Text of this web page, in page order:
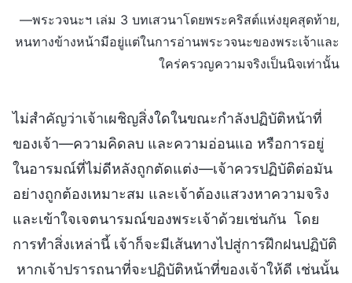
—พระวจนะฯ เล่ม 3 บทเสวนาโดยพระคริสต์แห่งยุคสุดท้าย,
หนทางข้างหน้ามีอยู่แต่ในการอ่านพระวจนะของพระเจ้าและ
ใคร่ครวญความจริงเป็นนิจเท่านั้น
ไม่สำคัญว่าเจ้าเผชิญสิ่งใดในขณะกำลังปฏิบัติหน้าที่
ของเจ้า—ความคิดลบ และความอ่อนแอ หรือการอยู่
ในอารมณ์ที่ไม่ดีหลังถูกตัดแต่ง—เจ้าควรปฏิบัติต่อมัน
อย่างถูกต้องเหมาะสม และเจ้าต้องแสวงหาความจริง
และเข้าใจเจตนารมณ์ของพระเจ้าด้วยเช่นกัน โดย
การทำสิ่งเหล่านี้ เจ้าก็จะมีเส้นทางไปสู่การฝึกฝนปฏิบัติ
หากเจ้าปรารถนาที่จะปฏิบัติหน้าที่ของเจ้าให้ดี เช่นนั้น